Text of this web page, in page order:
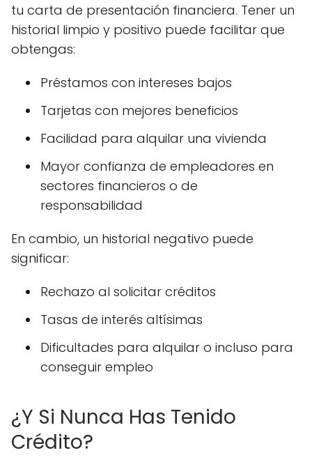
tu carta de presentación financiera. Tener un
historial limpio y positivo puede facilitar que
obtengas:
Préstamos con intereses bajos
Tarjetas con mejores beneficios
Facilidad para alquilar una vivienda
Mayor confianza de empleadores en
sectores financieros o de
responsabilidad
En cambio, un historial negativo puede
significar:
Rechazo al solicitar créditos
Tasas de interés altísimas
Dificultades para alquilar o incluso para
conseguir empleo
¿Y Si Nunca Has Tenido
Crédito?